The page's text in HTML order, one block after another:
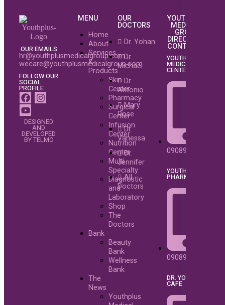
OUR EMAILS
hr@youthplusmedicalgroup.com
wecare@youthplusmedicalgroup.com
FOLLOW OUR
SOCIAL
PROFILE
DESIGNED
AND
DEVELOPED
BY TELMO
MENU
Home
About
Services
&
Products
Skin
Center
Pharmacy
Surgical
Center
Infusion
Center
Nutrition
Center
Multi
Specialty
Diagnostic
and
Laboratory
Shop
The
Doctors
Bank
Beauty
Bank
Wellness
Bank
The
News
Youthplus
OUR
DOCTORS
Dr. Yohan
Dr.
Michael
Dr.
Antonio
Mary
Rose
Dr.
Vanessa
Dr.
Jennifer
All
Doctors
YOUTHPLUS
MEDICAL
GROUP
DIRECTORY
CONTACTS
YOUTHPLUS
MEDICAL
CENTER
09089217305
YOUTHPLUS
PHARMACY
09089217386
DR. YO NUTRI
CAFE